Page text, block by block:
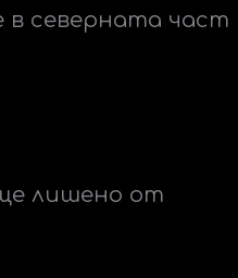
в северната част
лишено от